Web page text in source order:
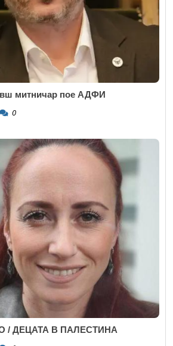
митничар пое АДФИ
0
/ ДЕЦАТА В ПАЛЕСТИНА